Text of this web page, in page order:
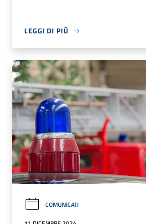
LEGGI DI PIÙ
COMUNICATI